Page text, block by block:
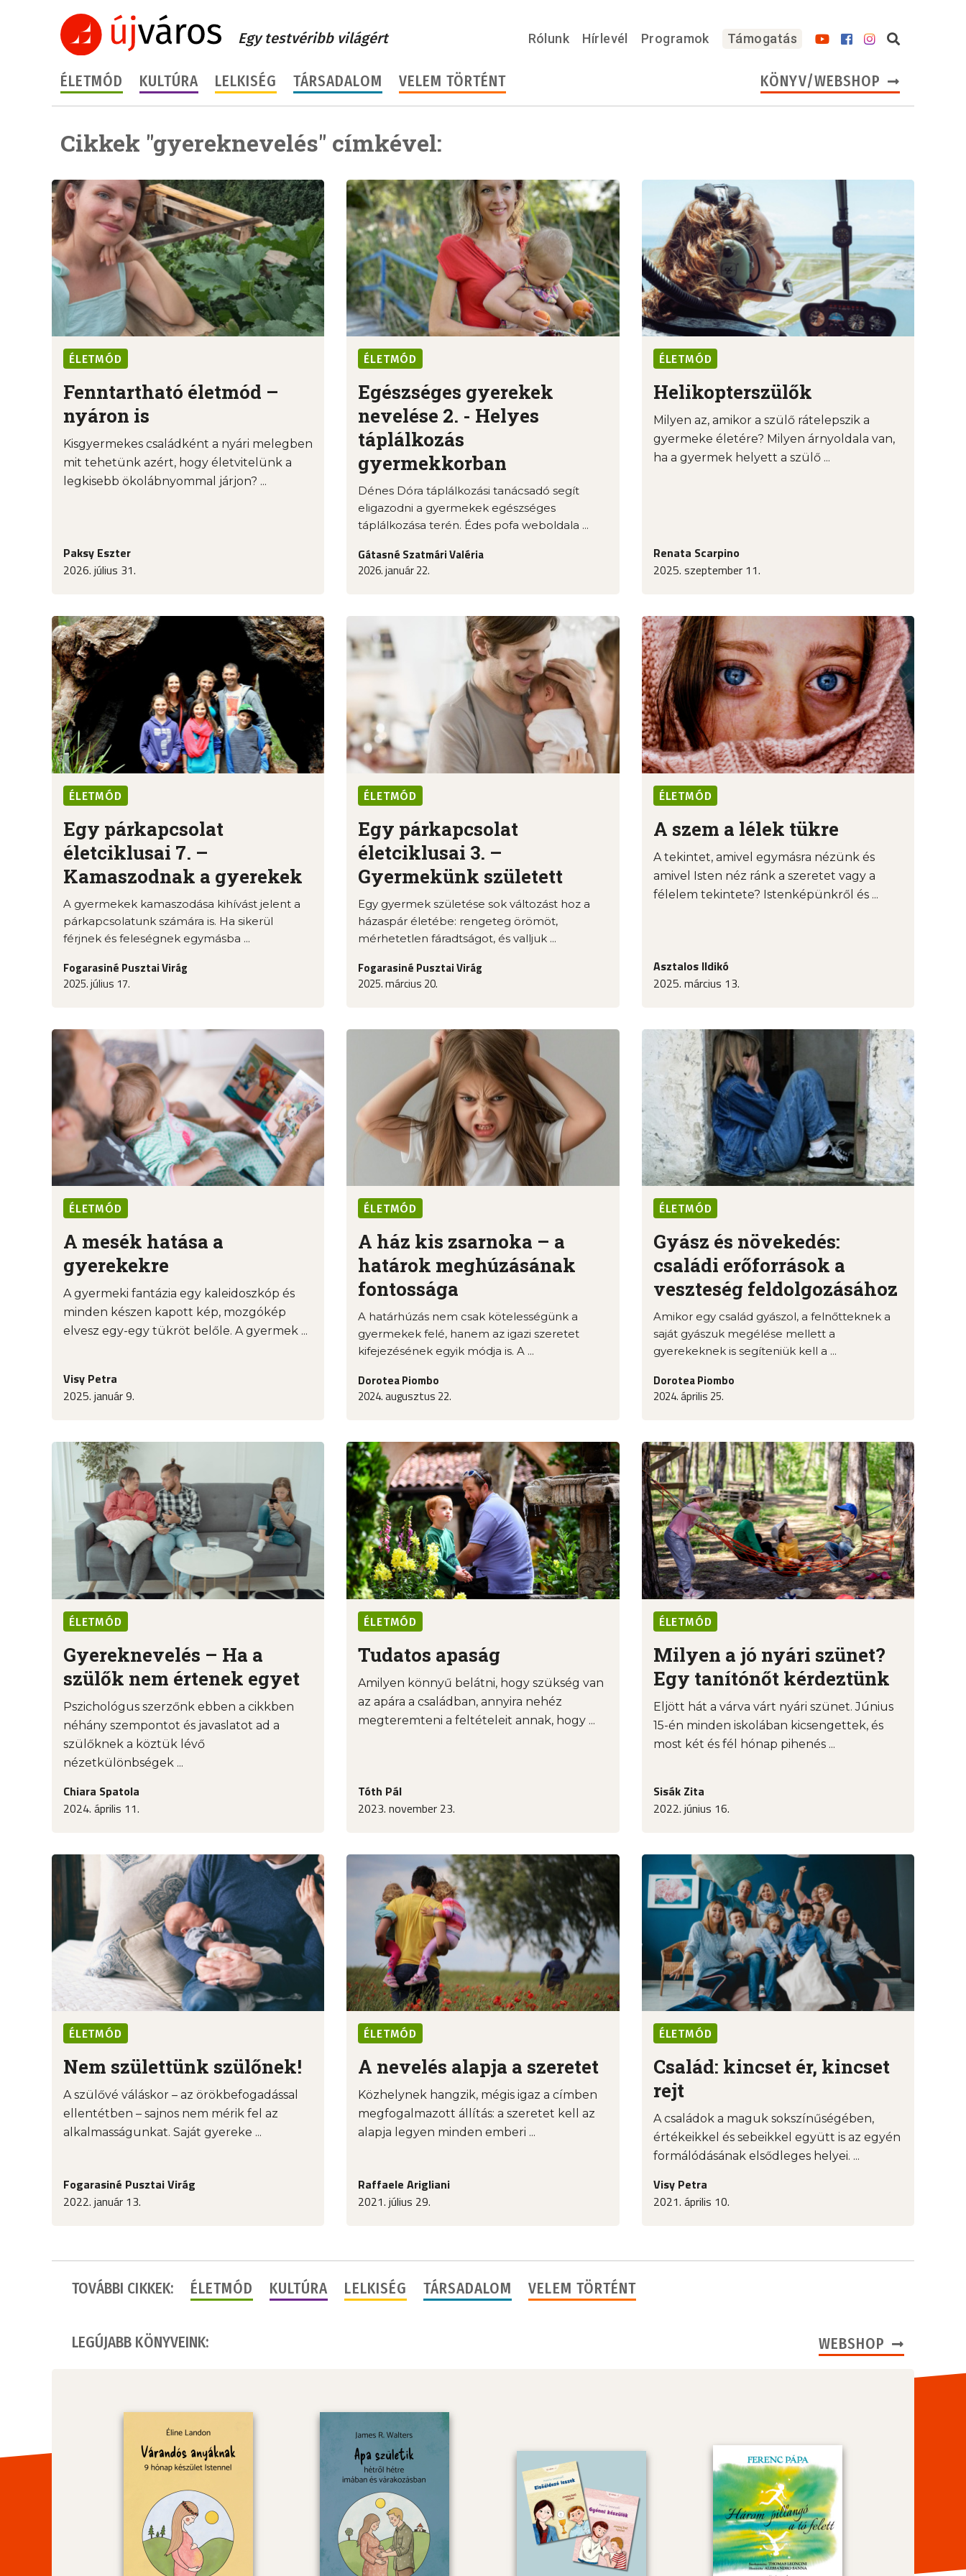
Egy testvéribb világért Rólunk Hírlevél Programok Támogatás
ÉLETMÓD KULTÚRA LELKISÉG TÁRSADALOM VELEM TÖRTÉNT KÖNYV/WEBSHOP
Cikkek "gyereknevelés" címkével:
ÉLETMÓD
Fenntartható életmód –
nyáron is
Kisgyermekes családként a nyári melegben
mit tehetünk azért, hogy életvitelünk a
legkisebb ökolábnyommal járjon? ...
Paksy Eszter
2026. július 31.
ÉLETMÓD
Egészséges gyerekek
nevelése 2. - Helyes
táplálkozás
gyermekkorban
Dénes Dóra táplálkozási tanácsadó segít
eligazodni a gyermekek egészséges
táplálkozása terén. Édes pofa weboldala ...
Gátasné Szatmári Valéria
2026. január 22.
ÉLETMÓD
Helikopterszülők
Milyen az, amikor a szülő rátelepszik a
gyermeke életére? Milyen árnyoldala van,
ha a gyermek helyett a szülő ...
Renata Scarpino
2025. szeptember 11.
ÉLETMÓD
Egy párkapcsolat
életciklusai 7. –
Kamaszodnak a gyerekek
A gyermekek kamaszodása kihívást jelent a
párkapcsolatunk számára is. Ha sikerül
férjnek és feleségnek egymásba ...
Fogarasiné Pusztai Virág
2025. július 17.
ÉLETMÓD
Egy párkapcsolat
életciklusai 3. –
Gyermekünk született
Egy gyermek születése sok változást hoz a
házaspár életébe: rengeteg örömöt,
mérhetetlen fáradtságot, és valljuk ...
Fogarasiné Pusztai Virág
2025. március 20.
ÉLETMÓD
A szem a lélek tükre
A tekintet, amivel egymásra nézünk és
amivel Isten néz ránk a szeretet vagy a
félelem tekintete? Istenképünkről és ...
Asztalos Ildikó
2025. március 13.
ÉLETMÓD
A mesék hatása a
gyerekekre
A gyermeki fantázia egy kaleidoszkóp és
minden készen kapott kép, mozgókép
elvesz egy-egy tükröt belőle. A gyermek ...
Visy Petra
2025. január 9.
ÉLETMÓD
A ház kis zsarnoka – a
határok meghúzásának
fontossága
A határhúzás nem csak kötelességünk a
gyermekek felé, hanem az igazi szeretet
kifejezésének egyik módja is. A ...
Dorotea Piombo
2024. augusztus 22.
ÉLETMÓD
Gyász és növekedés:
családi erőforrások a
veszteség feldolgozásához
Amikor egy család gyászol, a felnőtteknek a
saját gyászuk megélése mellett a
gyerekeknek is segíteniük kell a ...
Dorotea Piombo
2024. április 25.
ÉLETMÓD
Gyereknevelés – Ha a
szülők nem értenek egyet
Pszichológus szerzőnk ebben a cikkben
néhány szempontot és javaslatot ad a
szülőknek a köztük lévő
nézetkülönbségek ...
Chiara Spatola
2024. április 11.
ÉLETMÓD
Tudatos apaság
Amilyen könnyű belátni, hogy szükség van
az apára a családban, annyira nehéz
megteremteni a feltételeit annak, hogy ...
Tóth Pál
2023. november 23.
ÉLETMÓD
Milyen a jó nyári szünet?
Egy tanítónőt kérdeztünk
Eljött hát a várva várt nyári szünet. Június
15-én minden iskolában kicsengettek, és
most két és fél hónap pihenés ...
Sisák Zita
2022. június 16.
ÉLETMÓD
Nem születtünk szülőnek!
A szülővé váláskor – az örökbefogadással
ellentétben – sajnos nem mérik fel az
alkalmasságunkat. Saját gyereke ...
Fogarasiné Pusztai Virág
2022. január 13.
ÉLETMÓD
A nevelés alapja a szeretet
Közhelynek hangzik, mégis igaz a címben
megfogalmazott állítás: a szeretet kell az
alapja legyen minden emberi ...
Raffaele Arigliani
2021. július 29.
ÉLETMÓD
Család: kincset ér, kincset
rejt
A családok a maguk sokszínűségében,
értékeikkel és sebeikkel együtt is az egyén
formálódásának elsődleges helyei. ...
Visy Petra
2021. április 10.
TOVÁBBI CIKKEK: ÉLETMÓD KULTÚRA LELKISÉG TÁRSADALOM VELEM TÖRTÉNT
LEGÚJABB KÖNYVEINK: WEBSHOP